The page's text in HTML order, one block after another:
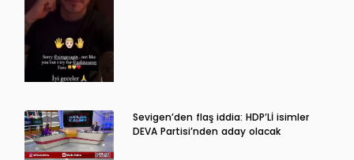
Sevigen’den flaş iddia: HDP’Lİ isimler
DEVA Partisi’nden aday olacak